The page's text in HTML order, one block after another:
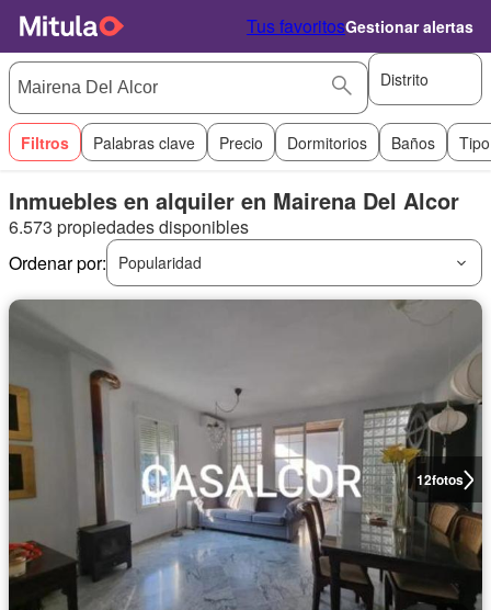
Tus favoritosGestionar alertas
Distrito
Filtros Palabras clave Precio Dormitorios Baños
Inmuebles en alquiler en Mairena Del Alcor
6.573 propiedades disponibles
Ordenar por:
Popularidad
12fotos